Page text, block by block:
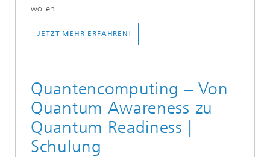
wollen.
JETZT MEHR ERFAHREN!
Quantencomputing – Von
Quantum Awareness zu
Quantum Readiness |
Schulung